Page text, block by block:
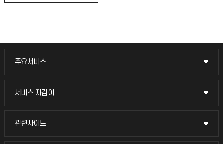
주요서비스
주요서비스
교무회의방송
서비스 지킴이
서비스 지킴이
묻고 답하기
관련사이트
관련사이트